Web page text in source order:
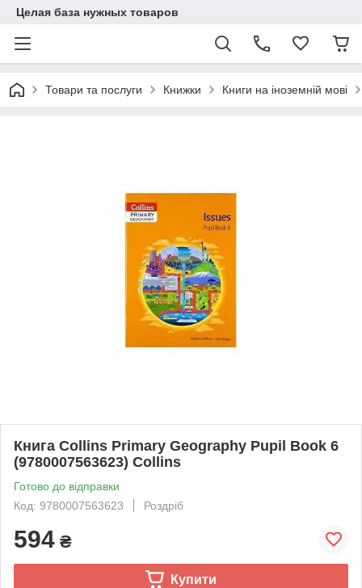
Целая база нужных товаров
Товари та послуги Книжки Книги на іноземній мові
Книга Collins Primary Geography Pupil Book 6
(9780007563623) Collins
Готово до відправки
Код: 9780007563623
Роздріб
594 ₴
Купити